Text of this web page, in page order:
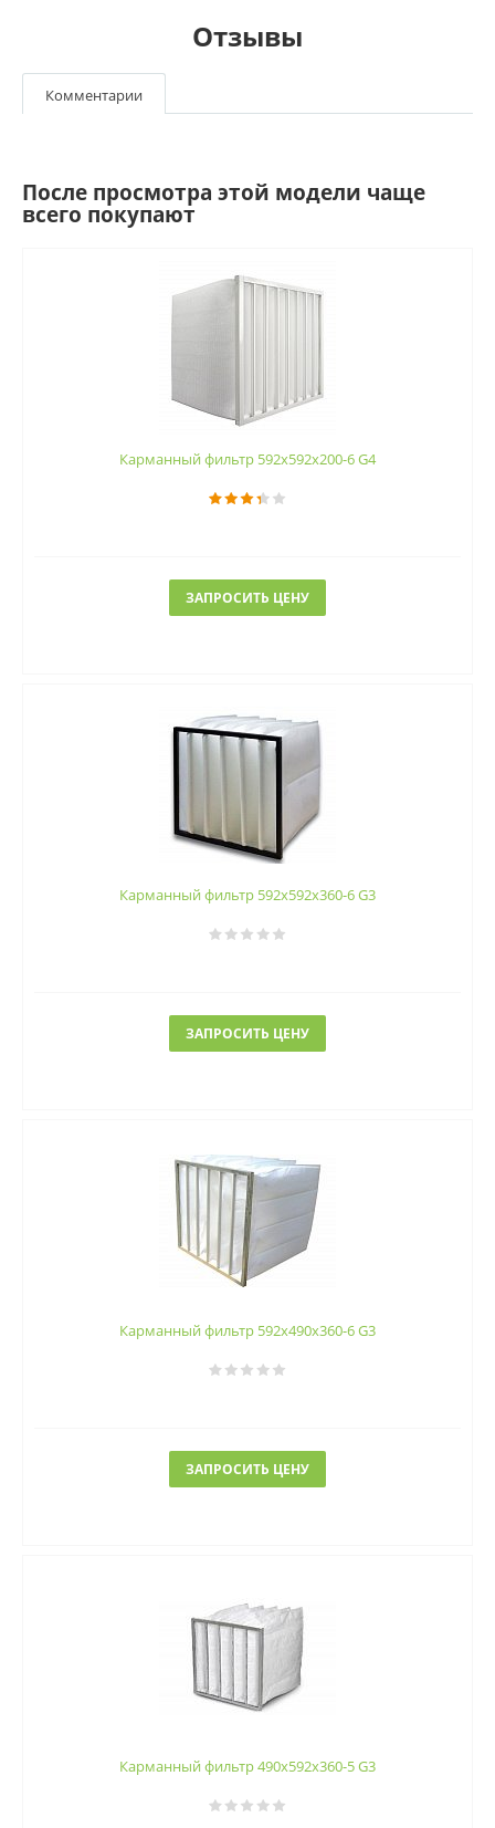
Отзывы
Комментарии
После просмотра этой модели чаще
всего покупают
Карманный фильтр 592х592х200-6 G4
ЗАПРОСИТЬ ЦЕНУ
Карманный фильтр 592х592х360-6 G3
ЗАПРОСИТЬ ЦЕНУ
Карманный фильтр 592х490х360-6 G3
ЗАПРОСИТЬ ЦЕНУ
Карманный фильтр 490х592х360-5 G3